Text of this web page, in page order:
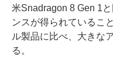
米Snadragon 8 Gen 1
ンスが得られているこ
ル製品に比べ、大きな
る。